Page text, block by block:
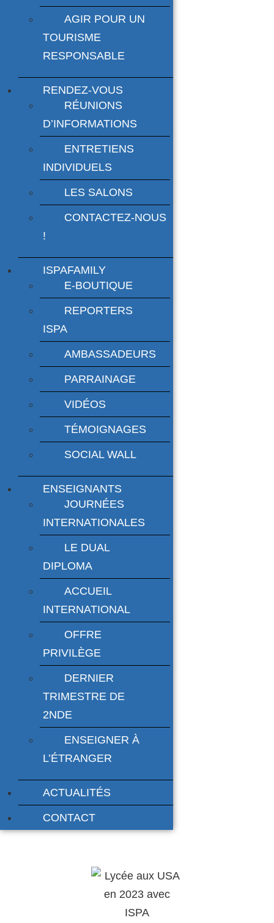
AGIR POUR UN
TOURISME
RESPONSABLE
RENDEZ-VOUS
RÉUNIONS
D’INFORMATIONS
ENTRETIENS
INDIVIDUELS
LES SALONS
CONTACTEZ-NOUS
!
ISPAFAMILY
E-BOUTIQUE
REPORTERS
ISPA
AMBASSADEURS
PARRAINAGE
VIDÉOS
TÉMOIGNAGES
SOCIAL WALL
ENSEIGNANTS
JOURNÉES
INTERNATIONALES
LE DUAL
DIPLOMA
ACCUEIL
INTERNATIONAL
OFFRE
PRIVILÈGE
DERNIER
TRIMESTRE DE
2NDE
ENSEIGNER À
L’ÉTRANGER
ACTUALITÉS
CONTACT